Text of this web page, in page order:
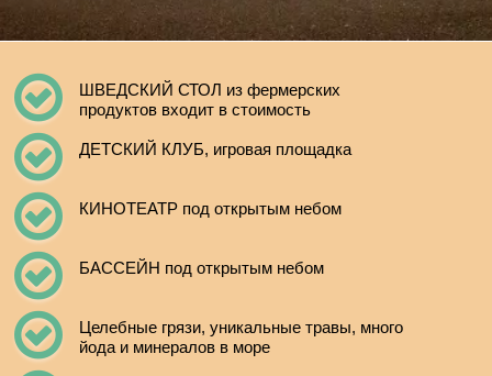
ШВЕДСКИЙ СТОЛ из фермерских
продуктов входит в стоимость
ДЕТСКИЙ КЛУБ, игровая площадка
КИНОТЕАТР под открытым небом
БАССЕЙН под открытым небом
Целебные грязи, уникальные травы, много
йода и минералов в море